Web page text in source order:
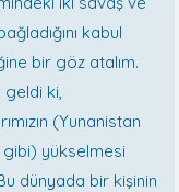
kabul
bir göz atalım.
ki,
(Yunanistan
gibi) yükselmesi
dünyada bir kişinin